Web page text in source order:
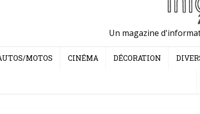
Un magazine
MOTOS CINÉMA DÉCORATION